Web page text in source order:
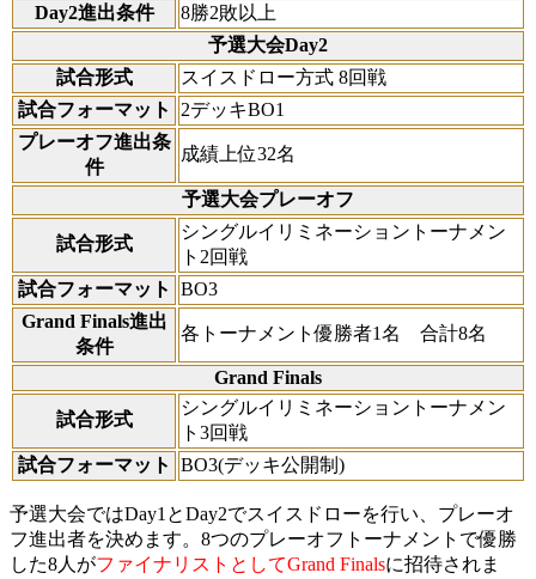
Day2進出条件
8勝2敗以上
予選大会Day2
試合形式
スイスドロー方式 8回戦
試合フォーマット
2デッキBO1
プレーオフ進出条
件
成績上位32名
予選大会プレーオフ
試合形式
シングルイリミネーショントーナメン
ト2回戦
試合フォーマット
BO3
Grand Finals進出
条件
各トーナメント優勝者1名 合計8名
Grand Finals
試合形式
シングルイリミネーショントーナメン
ト3回戦
試合フォーマット
BO3(デッキ公開制)
予選大会ではDay1とDay2でスイスドローを行い、プレーオ
フ進出者を決めます。8つのプレーオフトーナメントで優勝
した8人がファイナリストとしてGrand Finalsに招待されま